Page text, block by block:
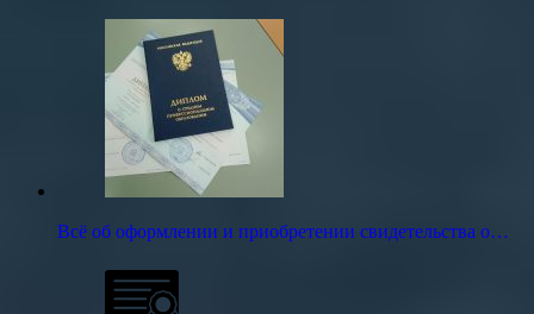
Всё об оформлении и приобретении свидетельства о…